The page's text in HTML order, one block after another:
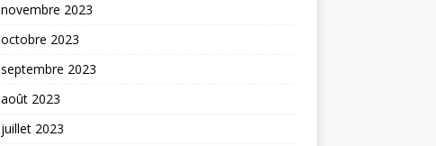
novembre 2023
octobre 2023
septembre 2023
août 2023
juillet 2023